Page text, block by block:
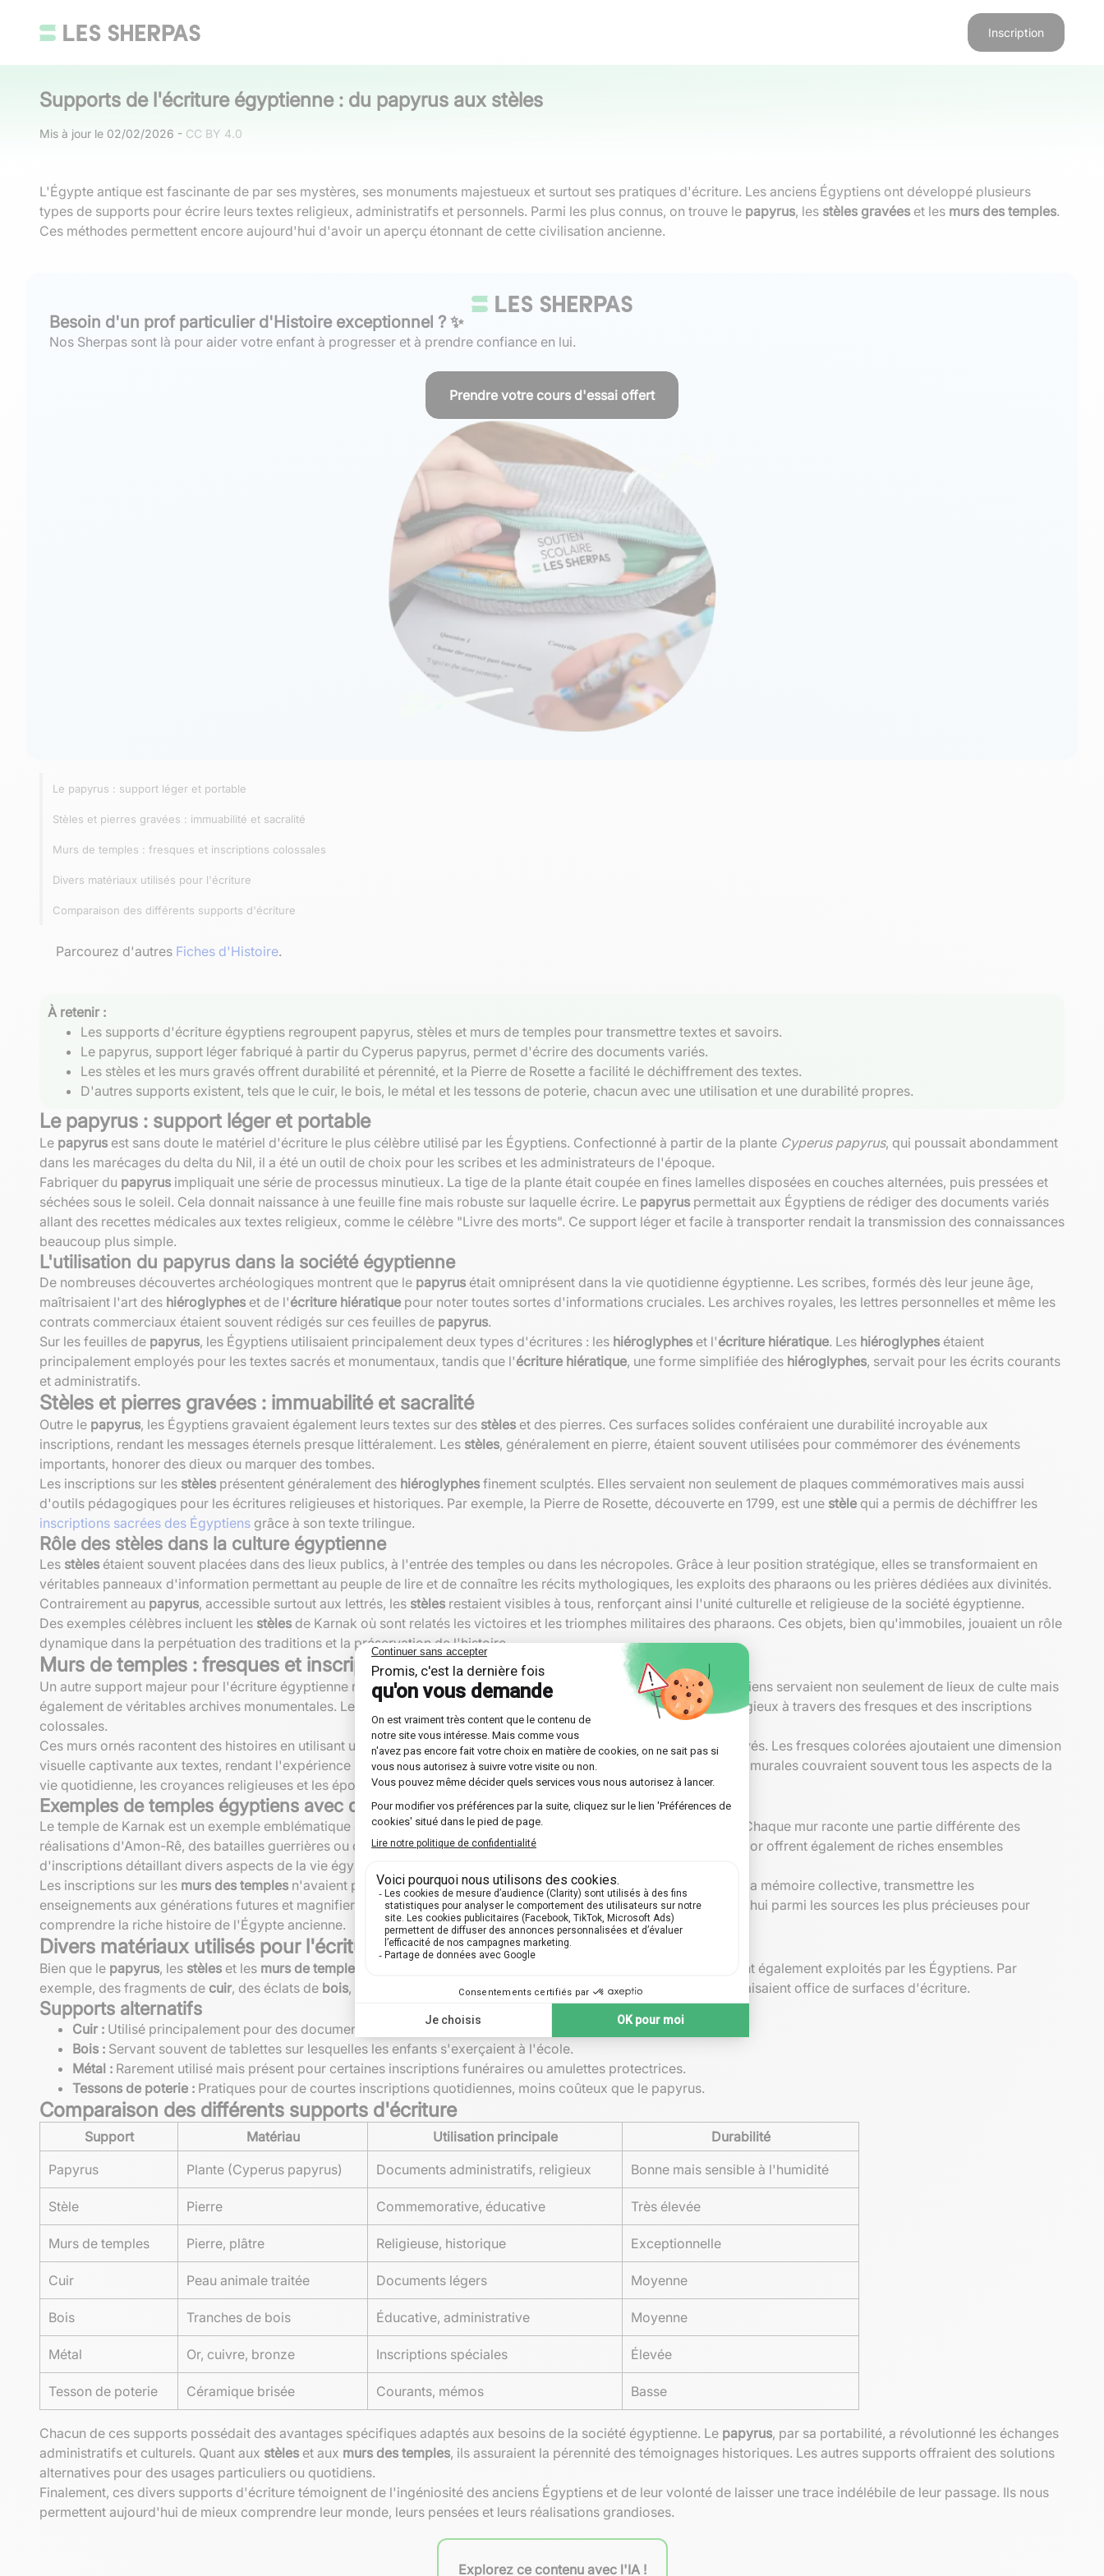
Inscription
Supports de l'écriture égyptienne : du papyrus aux stèles
Mis à jour le 02/02/2026 - CC BY 4.0
L'Égypte antique est fascinante de par ses mystères, ses monuments majestueux et surtout ses pratiques d'écriture. Les anciens Égyptiens ont développé plusieurs
types de supports pour écrire leurs textes religieux, administratifs et personnels. Parmi les plus connus, on trouve le papyrus, les stèles gravées et les murs des temples.
Ces méthodes permettent encore aujourd'hui d'avoir un aperçu étonnant de cette civilisation ancienne.
Besoin d'un prof particulier d'Histoire exceptionnel ? ✨
Nos Sherpas sont là pour aider votre enfant à progresser et à prendre confiance en lui.
Prendre votre cours d'essai offert
Le papyrus : support léger et portable
Stèles et pierres gravées : immuabilité et sacralité
Murs de temples : fresques et inscriptions colossales
Divers matériaux utilisés pour l'écriture
Comparaison des différents supports d'écriture
Parcourez d'autres Fiches d'Histoire.
À retenir :
Les supports d'écriture égyptiens regroupent papyrus, stèles et murs de temples pour transmettre textes et savoirs.
Le papyrus, support léger fabriqué à partir du Cyperus papyrus, permet d'écrire des documents variés.
Les stèles et les murs gravés offrent durabilité et pérennité, et la Pierre de Rosette a facilité le déchiffrement des textes.
D'autres supports existent, tels que le cuir, le bois, le métal et les tessons de poterie, chacun avec une utilisation et une durabilité propres.
Le papyrus : support léger et portable
Le papyrus est sans doute le matériel d'écriture le plus célèbre utilisé par les Égyptiens. Confectionné à partir de la plante Cyperus papyrus, qui poussait abondamment
dans les marécages du delta du Nil, il a été un outil de choix pour les scribes et les administrateurs de l'époque.
Fabriquer du papyrus impliquait une série de processus minutieux. La tige de la plante était coupée en fines lamelles disposées en couches alternées, puis pressées et
séchées sous le soleil. Cela donnait naissance à une feuille fine mais robuste sur laquelle écrire. Le papyrus permettait aux Égyptiens de rédiger des documents variés
allant des recettes médicales aux textes religieux, comme le célèbre "Livre des morts". Ce support léger et facile à transporter rendait la transmission des connaissances
beaucoup plus simple.
L'utilisation du papyrus dans la société égyptienne
De nombreuses découvertes archéologiques montrent que le papyrus était omniprésent dans la vie quotidienne égyptienne. Les scribes, formés dès leur jeune âge,
maîtrisaient l'art des hiéroglyphes et de l'écriture hiératique pour noter toutes sortes d'informations cruciales. Les archives royales, les lettres personnelles et même les
contrats commerciaux étaient souvent rédigés sur ces feuilles de papyrus.
Sur les feuilles de papyrus, les Égyptiens utilisaient principalement deux types d'écritures : les hiéroglyphes et l'écriture hiératique. Les hiéroglyphes étaient
principalement employés pour les textes sacrés et monumentaux, tandis que l'écriture hiératique, une forme simplifiée des hiéroglyphes, servait pour les écrits courants
et administratifs.
Stèles et pierres gravées : immuabilité et sacralité
Outre le papyrus, les Égyptiens gravaient également leurs textes sur des stèles et des pierres. Ces surfaces solides conféraient une durabilité incroyable aux
inscriptions, rendant les messages éternels presque littéralement. Les stèles, généralement en pierre, étaient souvent utilisées pour commémorer des événements
importants, honorer des dieux ou marquer des tombes.
Les inscriptions sur les stèles présentent généralement des hiéroglyphes finement sculptés. Elles servaient non seulement de plaques commémoratives mais aussi
d'outils pédagogiques pour les écritures religieuses et historiques. Par exemple, la Pierre de Rosette, découverte en 1799, est une stèle qui a permis de déchiffrer les
inscriptions sacrées des Égyptiens grâce à son texte trilingue.
Rôle des stèles dans la culture égyptienne
Les stèles étaient souvent placées dans des lieux publics, à l'entrée des temples ou dans les nécropoles. Grâce à leur position stratégique, elles se transformaient en
véritables panneaux d'information permettant au peuple de lire et de connaître les récits mythologiques, les exploits des pharaons ou les prières dédiées aux divinités.
Contrairement au papyrus, accessible surtout aux lettrés, les stèles restaient visibles à tous, renforçant ainsi l'unité culturelle et religieuse de la société égyptienne.
Des exemples célèbres incluent les stèles de Karnak où sont relatés les victoires et les triomphes militaires des pharaons. Ces objets, bien qu'immobiles, jouaient un rôle
dynamique dans la perpétuation des traditions et la préservation de l'histoire.
Murs de temples : fresques et inscriptions colossales
Un autre support majeur pour l'écriture égyptienne réside directement dans lesmurs des temples. Les temples égyptiens servaient non seulement de lieux de culte mais
également de véritables archives monumentales. Les pharaons y consignaient leurs exploits, les lois et les textes religieux à travers des fresques et des inscriptions
colossales.
Ces murs ornés racontent des histoires en utilisant une combinaison dehiéroglypheset de reliefs artistiquement gravés. Les fresques colorées ajoutaient une dimension
visuelle captivante aux textes, rendant l'expérience presque immersive pour ceux qui les contemplaient. Les œuvres murales couvraient souvent tous les aspects de la
vie quotidienne, les croyances religieuses et les épopées royales.
Exemples de temples égyptiens avec des inscriptions notables
Le temple de Karnak est un exemple emblématique contenant des kilomètres de fresques et d'inscriptions gravées. Chaque mur raconte une partie différente des
réalisations d'Amon-Rê, des batailles guerrières ou des festivités religieuses. D'autres sites tels qu'à Abydos ou Louxor offrent également de riches ensembles
d'inscriptions détaillant divers aspects de la vie égyptienne.
Les inscriptions sur les murs des temples n'avaient pas simplement un objectif décoratif. Elles servaient à conserver la mémoire collective, transmettre les
enseignements aux générations futures et magnifier les dieux et les dirigeants. Ces fresques murales restent aujourd'hui parmi les sources les plus précieuses pour
comprendre la riche histoire de l'Égypte ancienne.
Divers matériaux utilisés pour l'écriture
Bien que le papyrus, les stèles et les murs de temples
soient les supports les plus répandus, d'autres matériaux étaient également exploités par les Égyptiens. Par
exemple, des fragments de cuir, des éclats de bois, des feuilles de métalet même des tessons de poterie ( ) faisaient office de surfaces d'écriture.
Supports alternatifs
Cuir : Utilisé principalement pour des documents courts et parfois pour des rouleaux similaires au papyrus.
Bois : Servant souvent de tablettes sur lesquelles les enfants s'exerçaient à l'école.
Métal : Rarement utilisé mais présent pour certaines inscriptions funéraires ou amulettes protectrices.
Tessons de poterie : Pratiques pour de courtes inscriptions quotidiennes, moins coûteux que le papyrus.
Comparaison des différents supports d'écriture
Support Matériau Utilisation principale
Durabilité
Papyrus
Plante (Cyperus papyrus) Documents administratifs, religieux Bonne mais sensible à l'humidité
Stèle Pierre Commemorative, éducative Très élevée
Murs de temples Pierre, plâtre Religieuse, historique Exceptionnelle
Cuir Peau animale traitée Documents légers Moyenne
Bois Tranches de bois Éducative, administrative Moyenne
Métal Or, cuivre, bronze Inscriptions spéciales Élevée
Tesson de poterie Céramique brisée Courants, mémos Basse
Chacun de ces supports possédait des avantages spécifiques adaptés aux besoins de la société égyptienne. Le papyrus, par sa portabilité, a révolutionné les échanges
administratifs et culturels. Quant aux stèles et aux murs des temples, ils assuraient la pérennité des témoignages historiques. Les autres supports offraient des solutions
alternatives pour des usages particuliers ou quotidiens.
Finalement, ces divers supports d'écriture témoignent de l'ingéniosité des anciens Égyptiens et de leur volonté de laisser une trace indélébile de leur passage. Ils nous
permettent aujourd'hui de mieux comprendre leur monde, leurs pensées et leurs réalisations grandioses.
Explorez ce contenu avec l'IA !